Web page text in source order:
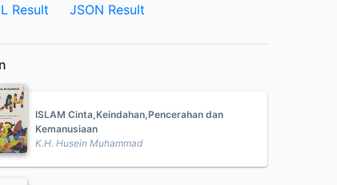
Result JSON Result
ISLAM Cinta,Keindahan,Pencerahan dan
Kemanusiaan
K.H. Husein Muhammad